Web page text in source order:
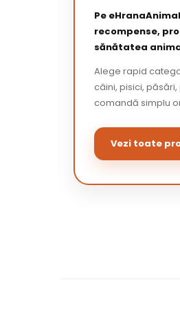
Pe
recompense,
sănătatea
Alege rapid
câini, pisici,
comandă simplu
Vezi toate